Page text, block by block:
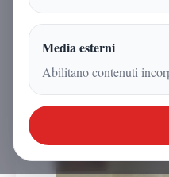
| 3min |
Media esterni
Abilitano contenuti